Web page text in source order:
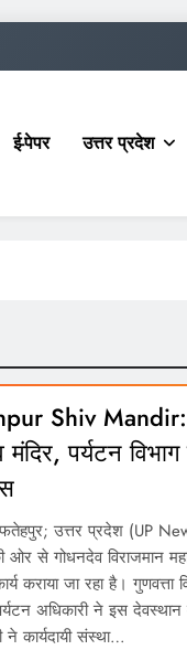
ई-पेपर उत्तर प्रदेश
Shiv
मंदिर, पर्यटन
उत्तर प्रदेश (UP
ओर से गोधनदेव विराजमान
कराया जा रहा है।
अधिकारी ने इस
ने कार्यदायी संस्था…